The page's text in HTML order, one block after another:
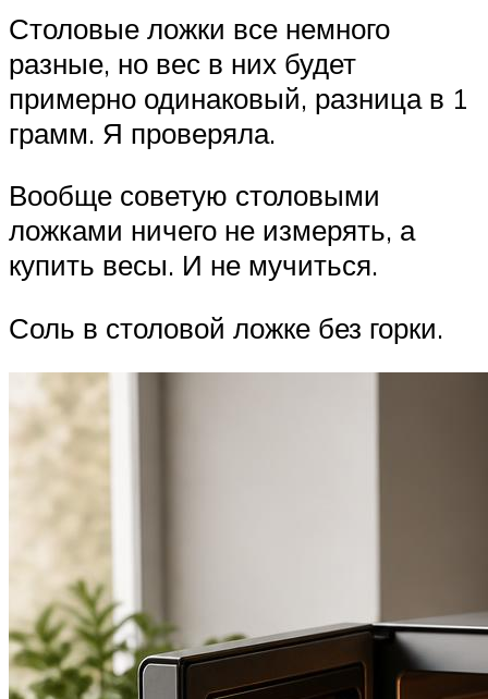
Столовые ложки все немного
разные, но вес в них будет
примерно одинаковый, разница в 1
грамм. Я проверяла.
Вообще советую столовыми
ложками ничего не измерять, а
купить весы. И не мучиться.
Соль в столовой ложке без горки.